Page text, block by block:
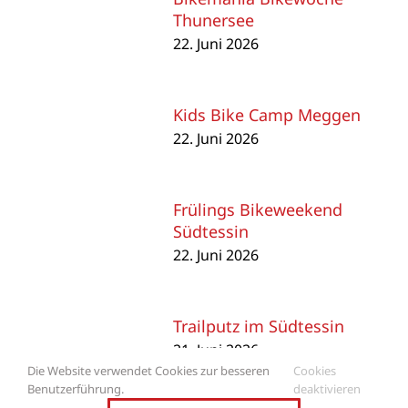
Thunersee
22. Juni 2026
Kids Bike Camp Meggen
22. Juni 2026
Frülings Bikeweekend
Südtessin
22. Juni 2026
Trailputz im Südtessin
21. Juni 2026
Die Website verwendet Cookies zur besseren
Benutzerführung.
Cookies
deaktivieren